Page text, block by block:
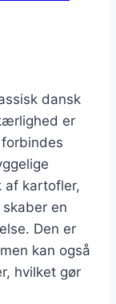
dansk
er
af kartofler,
en
Den er
kan også
hvilket gør